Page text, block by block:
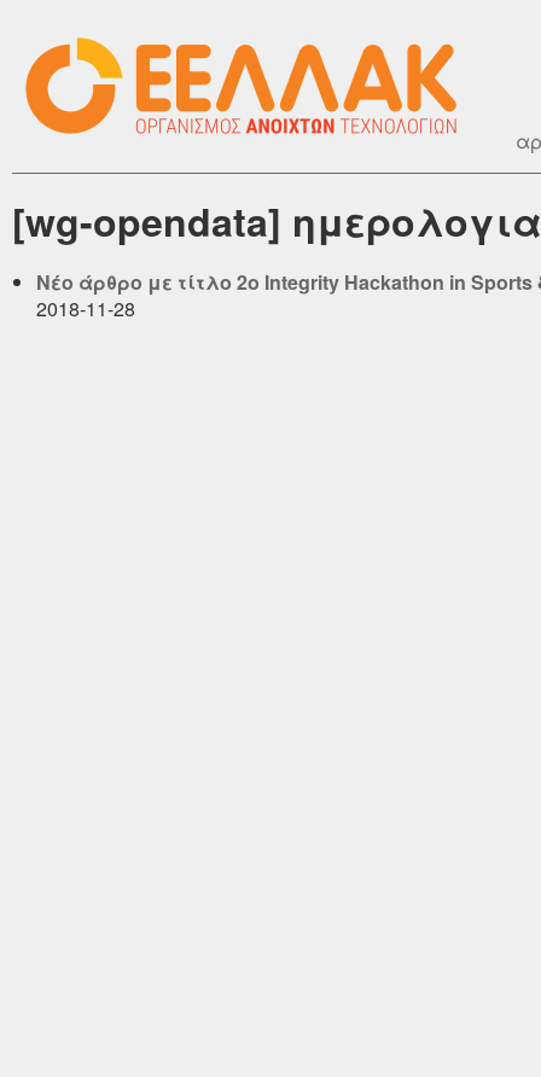
[wg-opendata]
Νέο άρθρο με τίτλο 2ο Integrity Hackathon in
2018-11-28